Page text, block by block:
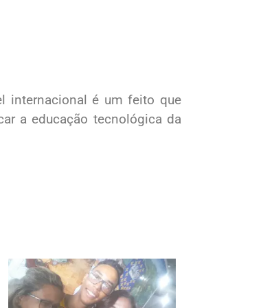
internacional é um feito que
a educação tecnológica da